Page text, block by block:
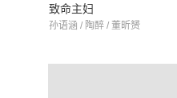
致命主妇
孙语涵 / 陶醉 / 董昕赟